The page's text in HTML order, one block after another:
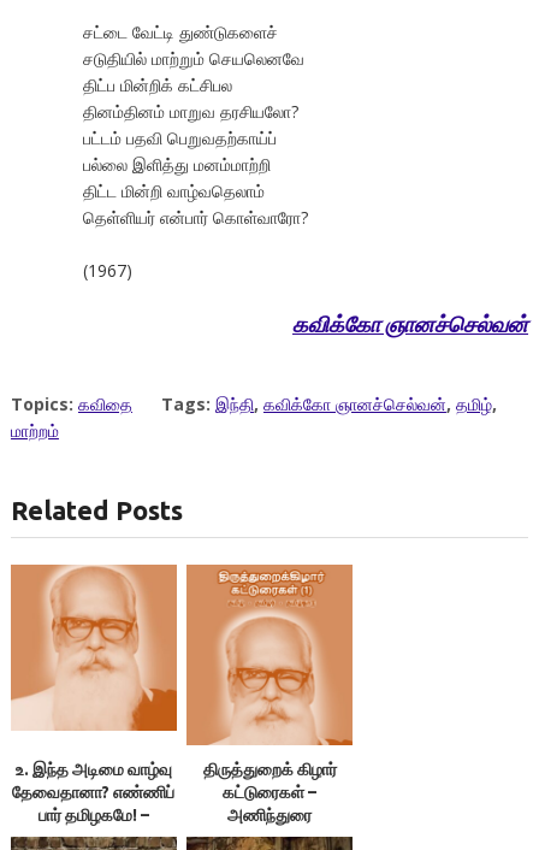
சட்டை வேட்டி துண்டுகளைச்
சடுதியில் மாற்றும் செயலெனவே
திட்ப மின்றிக் கட்சிபல
தினம்தினம் மாறுவ தரசியலோ?
பட்டம் பதவி பெறுவதற்காய்ப்
பல்லை இளித்து மனம்மாற்றி
திட்ட மின்றி வாழ்வதெலாம்
தெள்ளியர் என்பார் கொள்வாரோ?
(1967)
கவிக்கோ ஞானச்செல்வன்
Topics: கவிதை Tags: இந்தி, கவிக்கோ ஞானச்செல்வன், தமிழ்,
மாற்றம்
Related Posts
உ. இந்த அடிமை வாழ்வு
தேவைதானா? எண்ணிப்
பார் தமிழகமே! –
திருத்துறைக் கிழார்
திருத்துறைக் கிழார்
கட்டுரைகள் –
அணிந்துரை